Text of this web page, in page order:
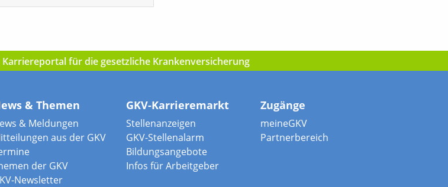
für die gesetzliche Krankenversicherung
& Themen
& Meldungen
aus der GKV
der GKV
Newsletter
GKV-Karrieremarkt
Stellenanzeigen
GKV-Stellenalarm
Bildungsangebote
Infos für Arbeitgeber
Zugänge
meineGKV
Partnerbereich